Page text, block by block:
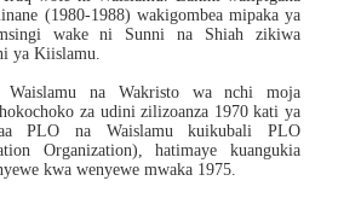
(1980-1988) wakigombea mipaka ya
wake ni Sunni na Shiah zikiwa
ya Kiislamu.
Waislamu na Wakristo wa nchi moja
za udini zilizoanza 1970 kati ya
PLO na Waislamu kuikubali PLO
Organization), hatimaye kuangukia
kwa wenyewe mwaka 1975.